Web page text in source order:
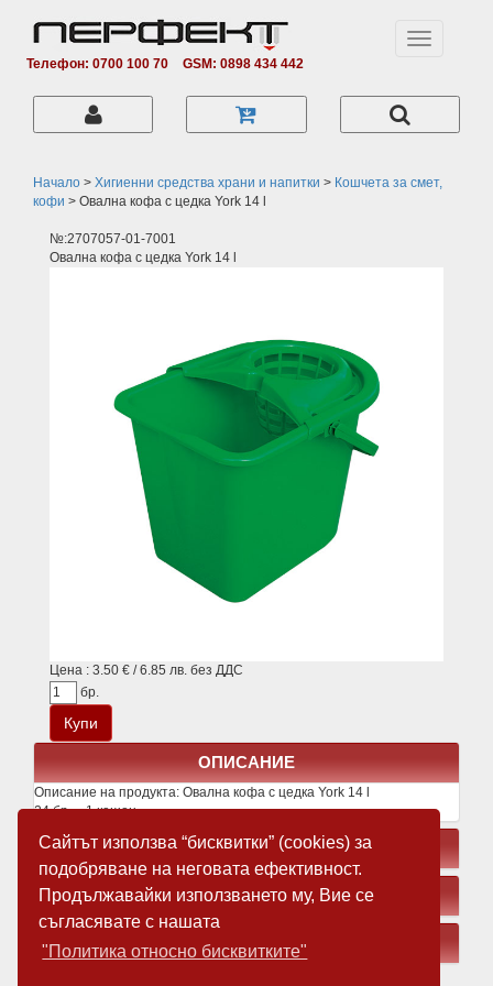
Сайтът използва “бисквитки” (cookies) за
подобряване на неговата ефективност.
Продължавайки използването му, Вие се
съгласявате с нашата
"Политика относно бисквитките"
Телефон: 0700 100 70 GSM: 0898 434 442
Toggle
Начало > Хигиенни средства храни и напитки > Кошчета за смет,
кофи > Овална кофа с цедка York 14 l
№:2707057-01-7001
Овална кофа с цедка York 14 l
Цена : 3.50 € / 6.85 лв. без ДДС
бр.
ОПИСАНИЕ
Описание на продукта: Овална кофа с цедка York 14 l
24 бр. = 1 кашон
СВЪРЗАНИ ПРОДУКТИ
ЗАМЕСТВАЩИ ПРОДУКТИ